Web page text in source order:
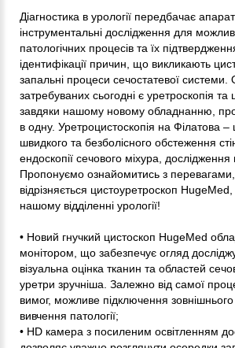
Діагностика в урології передбачає
інструментальні дослідження для
патологічних процесів та їх
ідентифікації причин, що викликають
запальні процеси сечостатевої
затребуваних сьогодні є уретроскопія та
завдяки нашому новому обладнанню,
в одну. Уретроцистоскопія на Філатова –
швидкого та безболісного обстеження
ендоскопії сечового міхура, дослідження
Пропонуємо ознайомитись з
відрізняється цистоуретроскоп
нашому відділенні урології!
• Новий гнучкий цистоскоп HugeMed
монітором, що забезпечує огляд
візуальна оцінка тканин та областей
уретри зручніша. Залежно від самої
вимог, можливе підключення
вивчення патології;
• HD камера з посиленим освітленням